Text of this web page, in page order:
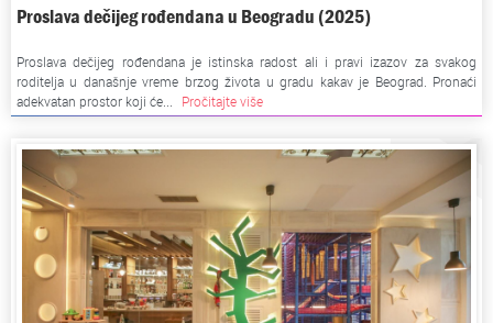
Proslava dečijeg rođendana u Beogradu (2025)
Proslava dečijeg rođendana je istinska radost ali i pravi izazov za svakog
roditelja u današnje vreme brzog života u gradu kakav je Beograd. Pronaći
adekvatan prostor koji će...
Pročitajte više